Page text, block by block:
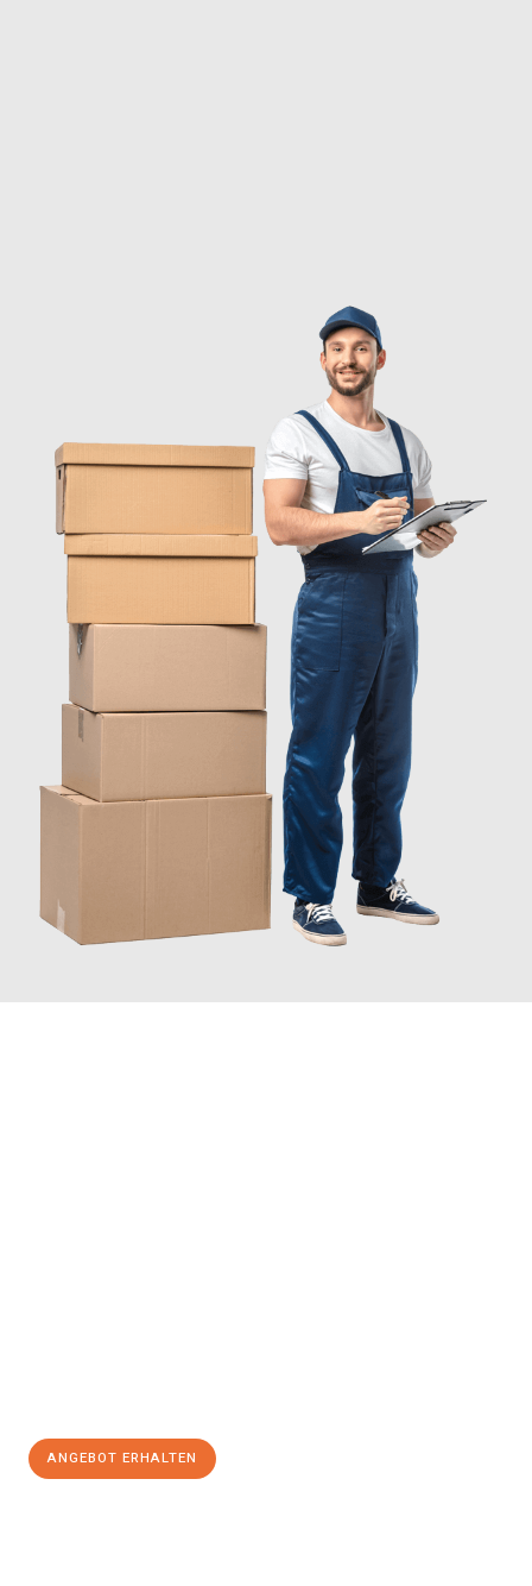
ANGEBOT ERHALTEN